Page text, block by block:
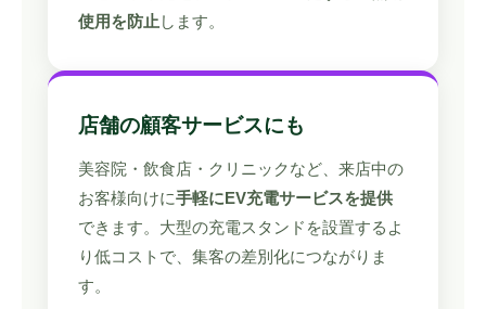
使用を防止 します。
店舗の顧客サービスにも
美容院・飲食店・クリニックなど、来店中の
お客様向けに手軽にEV充電サービスを提供
できます。大型の充電スタンドを設置するよ
り低コストで、集客の差別化につながりま
す。